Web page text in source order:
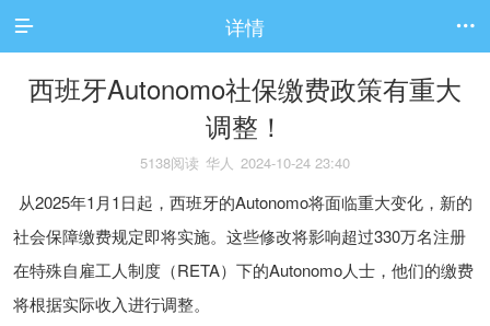
 详情 
西班牙Autonomo社保缴费政策有重大
调整！
5138阅读 华人 2024-10-24 23:40
从2025年1月1日起，西班牙的Autonomo将面临重大变化，新的
社会保障缴费规定即将实施。这些修改将影响超过330万名注册
在特殊自雇工人制度（RETA）下的Autonomo人士，他们的缴费
将根据实际收入进行调整。